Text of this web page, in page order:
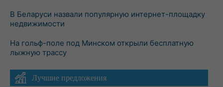
В Беларуси назвали популярную интернет-площадку
недвижимости
На гольф-поле под Минском открыли бесплатную
лыжную трассу
Лучшие предложения